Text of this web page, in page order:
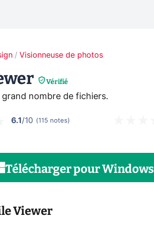
Visionneuse de photos
Vérifié
grand nombre de fichiers.
6.1 /10 (115 notes)
TéléchargerpourWindows
Viewer